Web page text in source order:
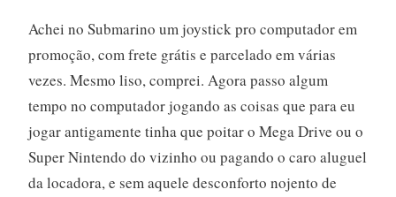
Achei no Submarino um joystick pro computador em
promoção, com frete grátis e parcelado em várias
vezes. Mesmo liso, comprei. Agora passo algum
tempo no computador jogando as coisas que para eu
jogar antigamente tinha que poitar o Mega Drive ou o
Super Nintendo do vizinho ou pagando o caro aluguel
da locadora, e sem aquele desconforto nojento de